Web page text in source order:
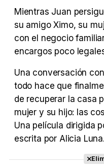
Mientras Juan
su amigo Ximo, su
con el negocio
encargos poco
Una conversación
todo hace que
de recuperar la casa
mujer y su hijo: las
Una película dirigida
escrita por Alicia Luna.